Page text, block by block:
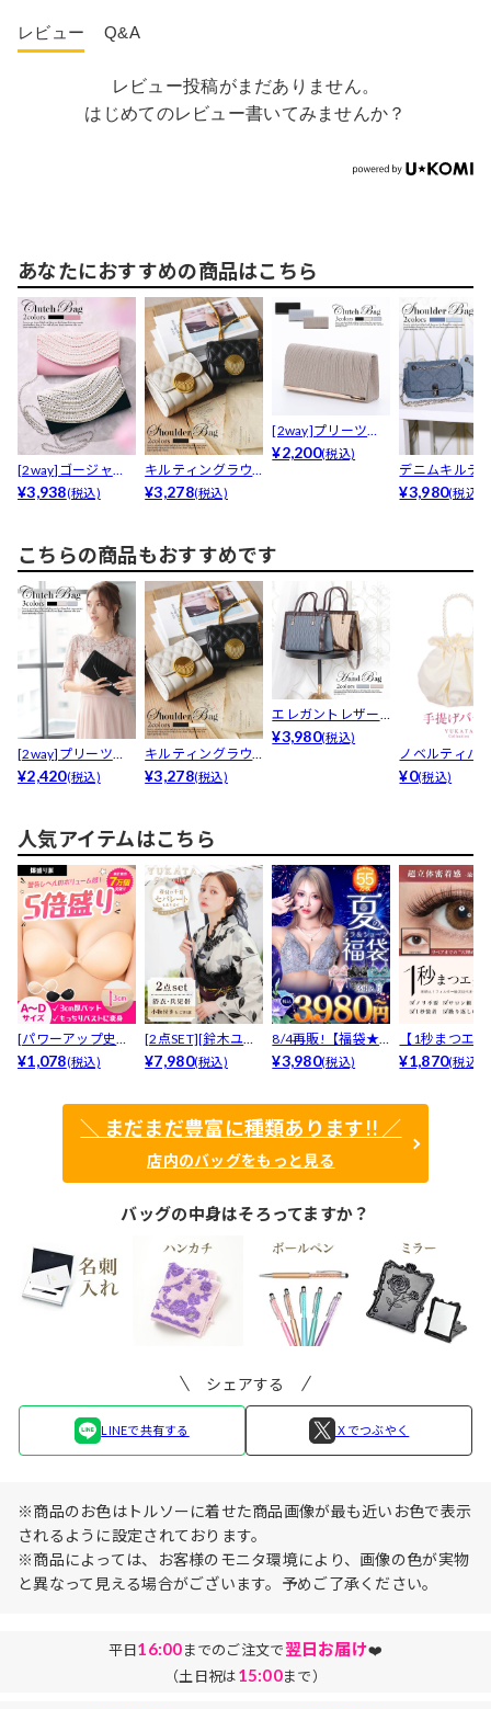
レビュー Q&A
レビュー投稿がまだありません。
はじめてのレビュー書いてみませんか？
あなたにおすすめの商品はこちら
[2way]ゴージャス
パールビジューク...
¥3,938(税込)
キルティングラウ
ンドゴールドバッ
¥3,278(税込)
[2way]プリーツデ
ザインクラッチバ
¥2,200(税込)
デニムキルテ
グショルダー
¥3,980(税込)
こちらの商品もおすすめです
[2way]プリーツデ
ザインレタークラ...
¥2,420(税込)
キルティングラウ
ンドゴールドバッ
¥3,278(税込)
エレガントレザー
デザインカラーミ
¥3,980(税込)
ノベルティバ
¥0(税込)
人気アイテムはこちら
[パワーアップ史上
最強5倍盛りアップ
¥1,078(税込)
[2点SET][鈴木ユリ
ア(baby)...
¥7,980(税込)
8/4再販!【福袋★
ブラセット3点
¥3,980(税込)
【1秒まつエ
リュームタイ
¥1,870(税込)
＼ まだまだ豊富に種類あります!! ／
店内のバッグをもっと見る
バッグの中身はそろってますか？
シェアする
LINEで共有する Ｘでつぶやく
※商品のお色はトルソーに着せた商品画像が最も近いお色で表示
されるように設定されております。
※商品によっては、お客様のモニタ環境により、画像の色が実物
と異なって見える場合がございます。予めご了承ください。
平日16:00までのご注文で翌日お届け❤️
（土日祝は15:00まで）